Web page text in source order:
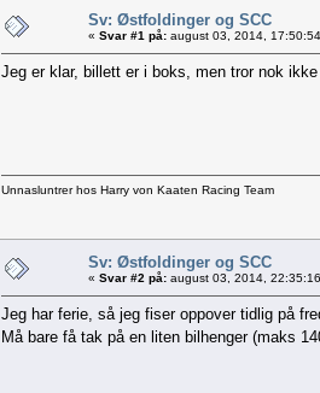
Sv: Østfoldinger og SCC
« Svar #1 på: august 03, 2014,
Jeg er klar, billett er i boks, men tror nok
Unnasluntrer hos Harry von Kaaten Racing Team
Sv: Østfoldinger og SCC
« Svar #2 på: august 03, 2014,
Jeg har ferie, så jeg fiser oppover tidlig på
Må bare få tak på en liten bilhenger (maks